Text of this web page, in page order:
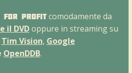
For Profitcomodamente da
il DVDoppure in streaming su
Tim Vision, Google
OpenDDB.